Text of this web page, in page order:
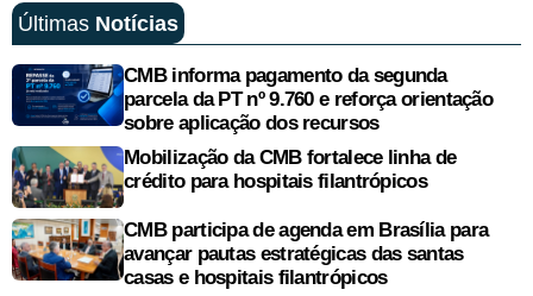
Últimas Notícias
CMB informa pagamento da segunda
parcela da PT nº 9.760 e reforça orientação
sobre aplicação dos recursos
Mobilização da CMB fortalece linha de
crédito para hospitais filantrópicos
CMB participa de agenda em Brasília para
avançar pautas estratégicas das santas
casas e hospitais filantrópicos